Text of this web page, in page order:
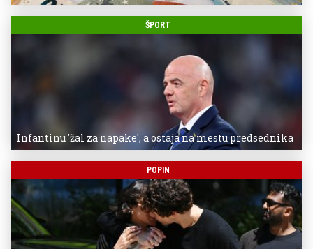
ŠPORT
Infantinu 'žal za napake', a ostaja na mestu predsednika
POPIN